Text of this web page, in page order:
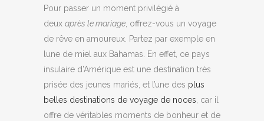
Pour passer un moment privilégié à
deux après le mariage , offrez-vous un voyage
de rêve en amoureux. Partez par exemple en
lune de miel aux Bahamas. En effet, ce pays
insulaire d’Amérique est une destination très
prisée des jeunes mariés, et l’une des plus
belles destinations de voyage de noces , car il
offre de véritables moments de bonheur et de